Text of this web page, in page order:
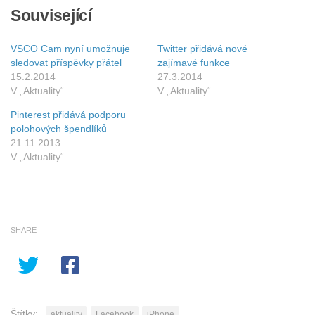
Související
VSCO Cam nyní umožnuje
sledovat příspěvky přátel
15.2.2014
V „Aktuality“
Twitter přidává nové
zajímavé funkce
27.3.2014
V „Aktuality“
Pinterest přidává podporu
polohových špendlíků
21.11.2013
V „Aktuality“
SHARE